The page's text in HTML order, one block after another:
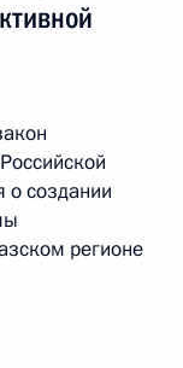
создании
регионе